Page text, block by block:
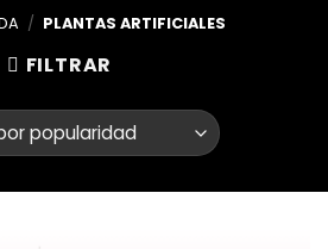
/ PLANTAS ARTIFICIALES
FILTRAR